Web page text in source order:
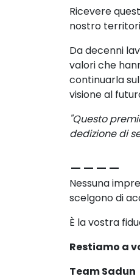
Ricevere
nostro
Da decenni
valori che
continuarla
visione al
"Questo
dedizione di
____
Nessuna
scelgono di
È la vostra
Restiamo a
Team Sadun